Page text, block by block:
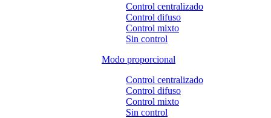
Control centralizado
Control difuso
Control mixto
Sin control
Modo proporcional
Control centralizado
Control difuso
Control mixto
Sin control